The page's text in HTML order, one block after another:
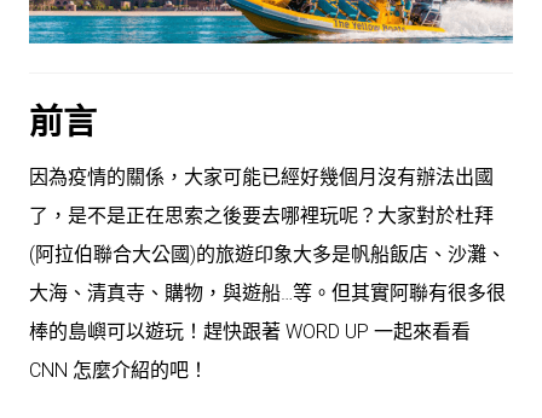
前言
因為疫情的關係，大家可能已經好幾個月沒有辦法出國
了，是不是正在思索之後要去哪裡玩呢？大家對於杜拜
(阿拉伯聯合大公國)的旅遊印象大多是帆船飯店、沙灘、
大海、清真寺、購物，與遊船…等。但其實阿聯有很多很
棒的島嶼可以遊玩！趕快跟著 WORD UP 一起來看看
CNN 怎麼介紹的吧！